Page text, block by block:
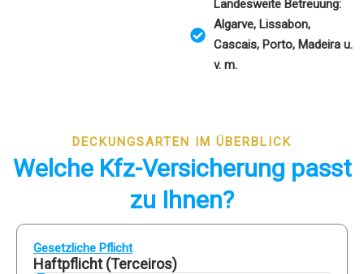
Landesweite Betreuung:
Algarve, Lissabon,
Cascais, Porto, Madeira u.
v. m.
DECKUNGSARTEN IM ÜBERBLICK
Welche Kfz-Versicherung passt
zu Ihnen?
Gesetzliche Pflicht
Haftpflicht (Terceiros)